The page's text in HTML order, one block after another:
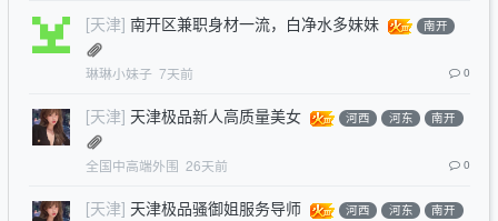
[天津] 南开区兼职身材一流，白净水多妹妹 南开
琳琳小妹子 7天前 0
[天津] 天津极品新人高质量美女 河西 河东 南开
全国中高端外围 26天前 0
[天津] 天津极品骚御姐服务导师 河西 河东 南开